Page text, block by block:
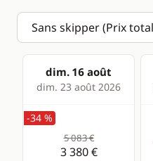
dim. 16 août
dim. 23 août 2026
-34 %
5 083 €
3 380 €